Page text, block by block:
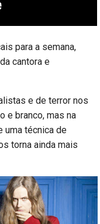
para a semana,
cantora e
e de terror nos
e branco, mas na
uma técnica de
torna ainda mais